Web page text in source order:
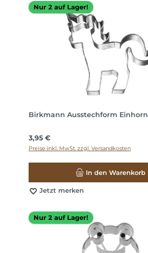
Nur 2 auf Lager!
Birkmann Ausstechform Einhorn
Regulärer Preis:
3,95 €
Preise inkl. MwSt. zzgl. Versandkosten
In den Warenkorb
Jetzt merken
Nur 2 auf Lager!